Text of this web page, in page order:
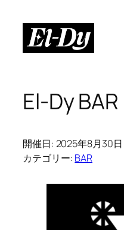
El-Dy
開催日: 2025年8月30日
カテゴリー: BAR